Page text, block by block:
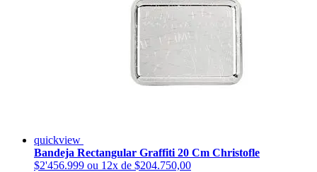
quickview
Bandeja Rectangular Graffiti 20 Cm Christofle
$2'456.999 ou 12x de $204.750,00